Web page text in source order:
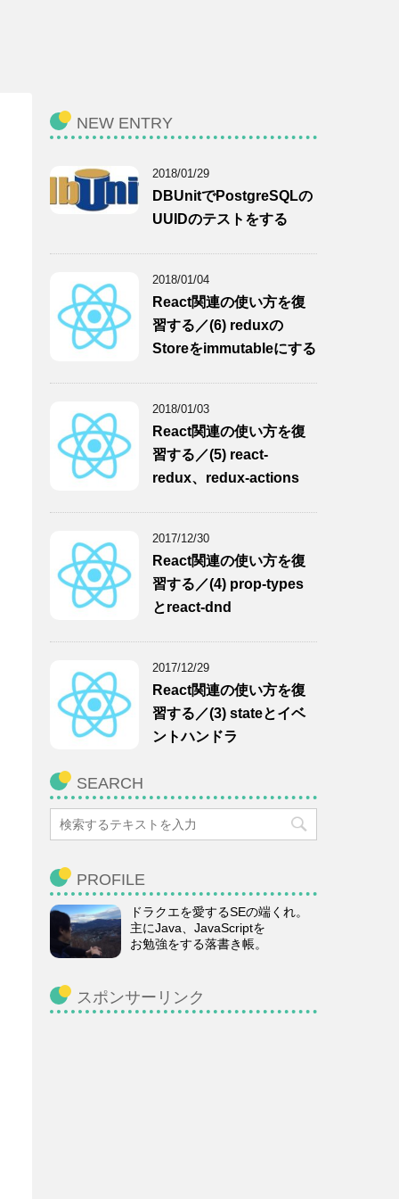
NEW ENTRY
2018/01/29
DBUnitでPostgreSQLの
UUIDのテストをする
2018/01/04
React関連の使い方を復
習する／(6) reduxの
Storeをimmutableにする
2018/01/03
React関連の使い方を復
習する／(5) react-
redux、redux-actions
2017/12/30
React関連の使い方を復
習する／(4) prop-types
とreact-dnd
2017/12/29
React関連の使い方を復
習する／(3) stateとイベ
ントハンドラ
SEARCH
PROFILE
ドラクエを愛するSEの端くれ。
主にJava、JavaScriptを
お勉強をする落書き帳。
スポンサーリンク